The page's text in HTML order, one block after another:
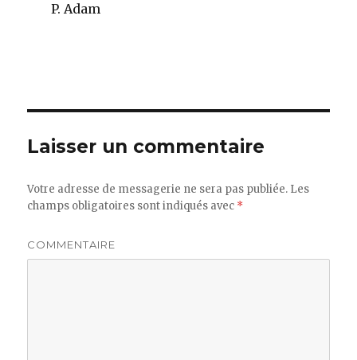
P. Adam
Laisser un commentaire
Votre adresse de messagerie ne sera pas publiée. Les
champs obligatoires sont indiqués avec *
COMMENTAIRE